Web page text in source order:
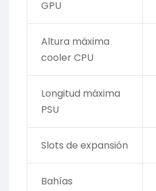
GPU
Altura máxima
cooler CPU
Longitud máxima
PSU
Slots de expansión
Bahías